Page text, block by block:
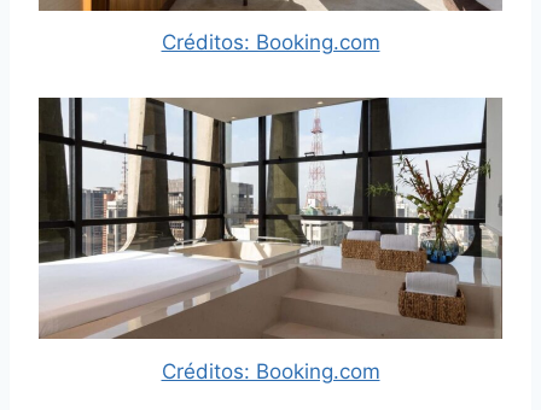
Créditos: Booking.com
Créditos: Booking.com